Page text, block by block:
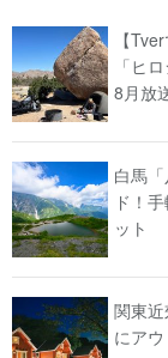
【
「ヒ
8月放
白馬
ド！
ット
関東
にア